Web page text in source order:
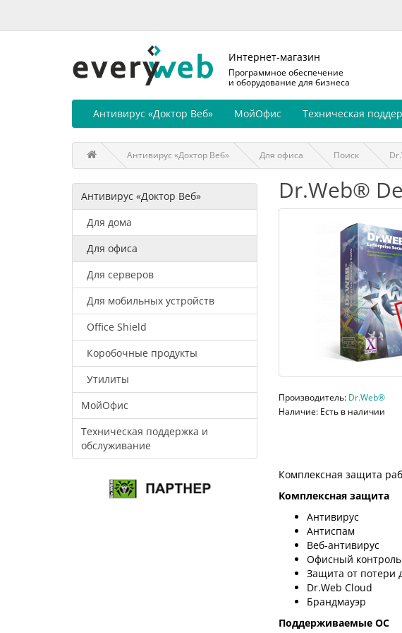
Интернет-магазин
Программное обеспечение
и оборудование для бизнеса
Антивирус «Доктор Веб» МойОфис Техническая
Антивирус «Доктор Веб» Для офиса Поиск
Антивирус «Доктор Веб»
Для дома
Для офиса
Для серверов
Для мобильных устройств
Office Shield
Коробочные продукты
Утилиты
МойОфис
Техническая поддержка и
обслуживание
Dr.Web®
Производитель: Dr.Web®
Наличие: Есть в наличии
Комплексная защита
Комплексная защита
Антивирус
Антиспам
Веб-антивирус
Офисный контроль
Защита от потери
Dr.Web Cloud
Брандмауэр
Поддерживаемые ОС